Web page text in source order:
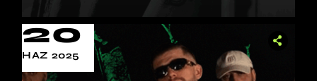
20
HAZ 2025